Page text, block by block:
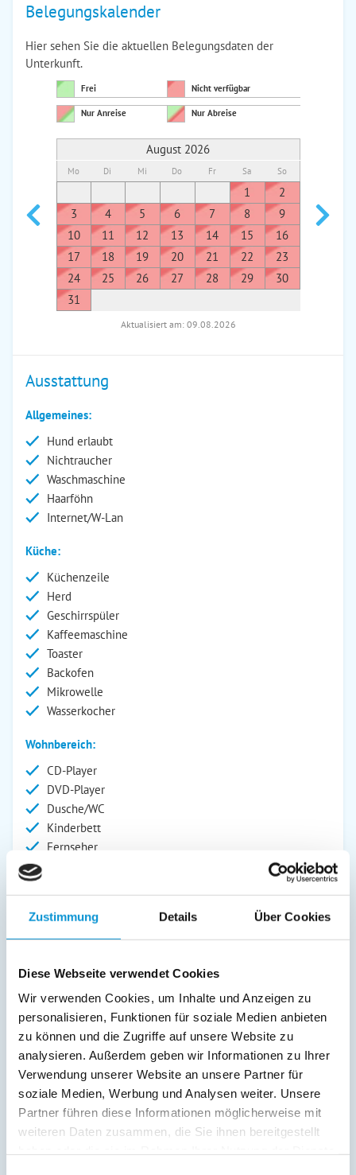
Zustimmung Details Über Cookies
Diese Webseite verwendet Cookies
Wir verwenden Cookies, um Inhalte und Anzeigen zu
personalisieren, Funktionen für soziale Medien anbieten
zu können und die Zugriffe auf unsere Website zu
analysieren. Außerdem geben wir Informationen zu Ihrer
Verwendung unserer Website an unsere Partner für
soziale Medien, Werbung und Analysen weiter. Unsere
Partner führen diese Informationen möglicherweise mit
weiteren Daten zusammen, die Sie ihnen bereitgestellt
Belegungskalender
Hier sehen Sie die aktuellen Belegungsdaten der
Unterkunft.
Frei Nicht verfügbar
Nur Anreise Nur Abreise
August 2026
Mo Di Mi Do Fr Sa So
1
2
3
4 5 6 7 8
9
10
11 12 13 14 15
16
17
18 19 20 21 22
23
24
25 26 27 28 29
30
31
7
Aktualisiert am: 09.08.2026
Ausstattung
Allgemeines:
Hund erlaubt
Nichtraucher
Waschmaschine
Haarföhn
Internet/W-Lan
Küche:
Küchenzeile
Herd
Geschirrspüler
Kaffeemaschine
Toaster
Backofen
Mikrowelle
Wasserkocher
Wohnbereich:
CD-Player
DVD-Player
Dusche/WC
Kinderbett
Fernseher
Safe/Tresor
Garten/Liegewiese
Parkplatz
Grillplatz
Terrasse
Service:
Bettwäsche inkl.
Bollerwagen
Verpflegung: